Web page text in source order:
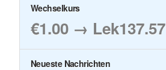
Wechselkurs
€1.00 → Lek137.57
Neueste Nachrichten